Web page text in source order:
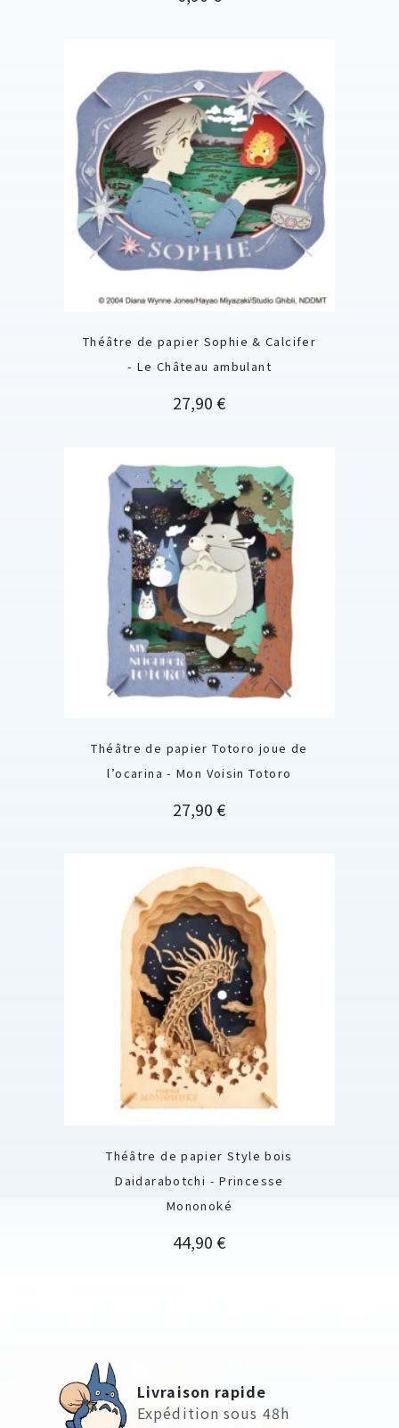
Théâtre de papier Sophie & Calcifer
- Le Château ambulant
Prix
27,90 €
Théâtre de papier Totoro joue de
l’ocarina - Mon Voisin Totoro
Prix
27,90 €
Théâtre de papier Style bois
Daidarabotchi - Princesse
Mononoké
Prix
44,90 €
Livraison rapide
Expédition sous 48h